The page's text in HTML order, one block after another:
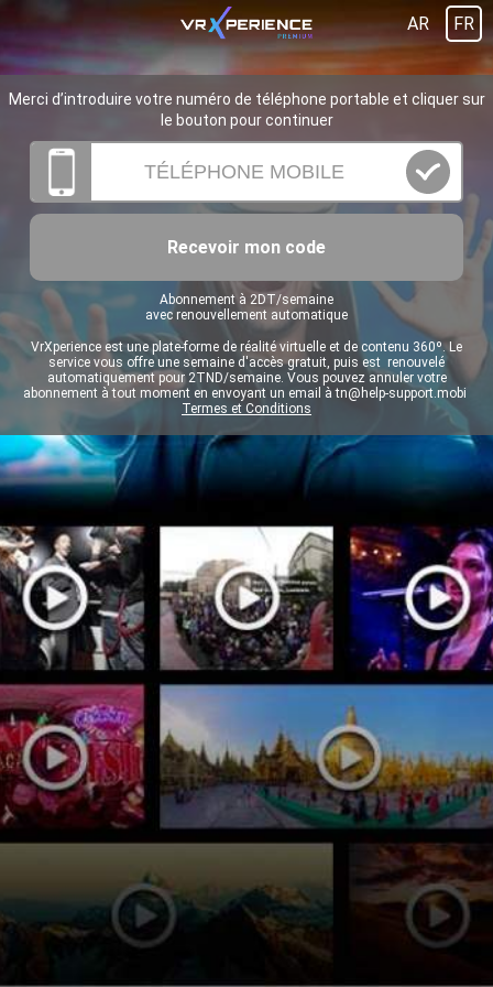
AR FR
Merci d’introduire votre numéro de téléphone portable et cliquer sur
le bouton pour continuer
Recevoir mon code
Abonnement à 2DT/semaine
avec renouvellement automatique
VrXperience est une plate-forme de réalité virtuelle et de contenu 360º. Le
service vous offre une semaine d'accès gratuit, puis est renouvelé
automatiquement pour 2TND/semaine. Vous pouvez annuler votre
abonnement à tout moment en envoyant un email àtn@help-support.mobi
Termes et Conditions